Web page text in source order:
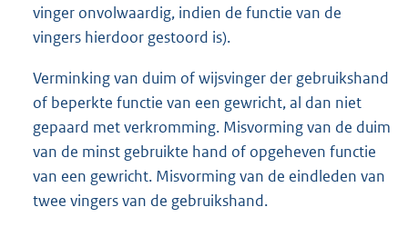
vinger onvolwaardig, indien de functie van de
vingers hierdoor gestoord is).
Verminking van duim of wijsvinger der gebruikshand
of beperkte functie van een gewricht, al dan niet
gepaard met verkromming. Misvorming van de duim
van de minst gebruikte hand of opgeheven functie
van een gewricht. Misvorming van de eindleden van
twee vingers van de gebruikshand.